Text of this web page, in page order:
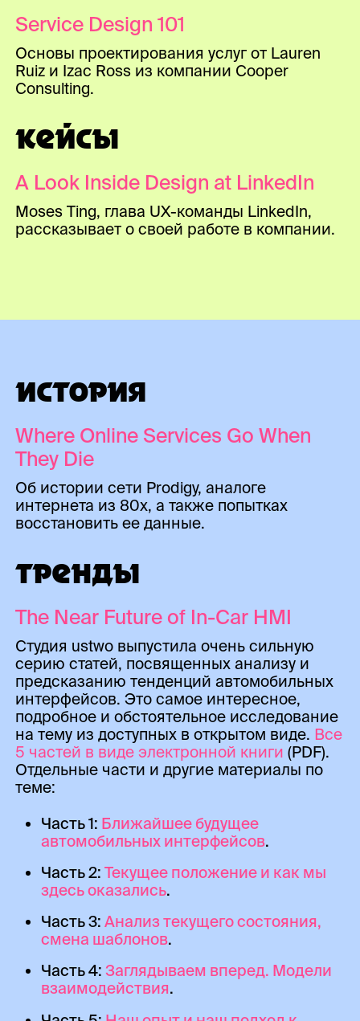
Service Design 101
Основы проектирования услуг от Lauren
Ruiz и Izac Ross из компании Cooper
Consulting.
КЕЙСЫ
A Look Inside Design at LinkedIn
Moses Ting, глава UX-команды LinkedIn,
рассказывает о своей работе в компании.
ИСТОРИЯ
Where Online Services Go When
They Die
Об истории сети Prodigy, аналоге
интернета из 80х, а также попытках
восстановить ее данные.
ТРЕНДЫ
The Near Future of In-Car HMI
Студия ustwo выпустила очень сильную
серию статей, посвященных анализу и
предсказанию тенденций автомобильных
интерфейсов. Это самое интересное,
подробное и обстоятельное исследование
на тему из доступных в открытом виде. Все
5 частей в виде электронной книги (PDF).
Отдельные части и другие материалы по
теме:
Часть 1: Ближайшее будущее
автомобильных интерфейсов.
Часть 2:Текущее положение и как мы
здесь оказались.
Часть 3:Анализ текущего состояния,
смена шаблонов.
Часть 4: Заглядываем вперед. Модели
взаимодействия.